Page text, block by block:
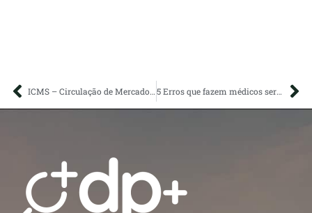
ICMS – Circulação de Mercadorias e Prestação de Serviços 5 Erros que fazem médicos serem autuados pela Receita Federal